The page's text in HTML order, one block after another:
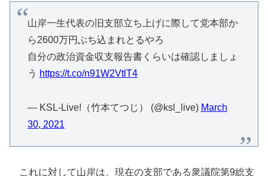
山岸一生代表の旧支部立ち上げに際して党本部か
ら2600万円ぶち込まれとるやろ
自分の政治資金収支報告書くらいは確認しましょ
う https://t.co/n91W2VtlT4
— KSL-Live!（竹本てつじ） (@ksl_live) March
30, 2021
これに対して山岸は、現在の支部である衆議院第9総支